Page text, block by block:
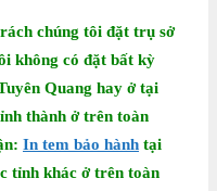
chúng tôi đặt trụ sở
không có đặt bất kỳ
Quang hay ở tại
thành ở trên toàn
In tem bảo hành tại
tỉnh khác ở trên toàn